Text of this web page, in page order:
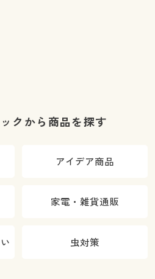
クから商品を探す
アイデア商品
家電・雑貨通販
虫対策